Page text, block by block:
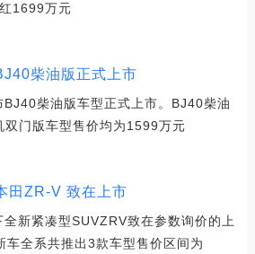
1699万元
柴油版正式上市
柴油版车型正式上市。BJ40柴油
双门版车型售价均为1599万元
田ZR-V 致在上市
新紧凑型SUVZRV致在参数询价的上
车全系共推出3款车型售价区间为